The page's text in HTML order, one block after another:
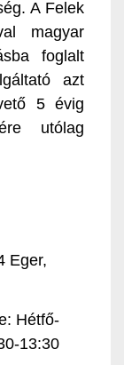
A Felek
magyar
foglalt
azt
5 évig
utólag
Eger,
Hétfő-
13:30